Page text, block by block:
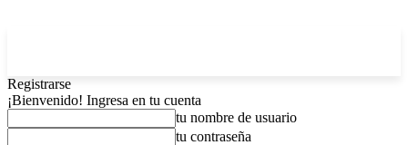
Registrarse
¡Bienvenido! Ingresa en tu cuenta
tu nombre de usuario
tu contraseña